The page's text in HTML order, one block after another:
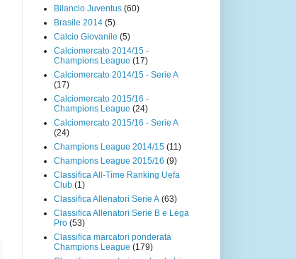
Bilancio Juventus (60)
Brasile 2014 (5)
Calcio Giovanile (5)
Calciomercato 2014/15 -
Champions League (17)
Calciomercato 2014/15 - Serie A
(17)
Calciomercato 2015/16 -
Champions League (24)
Calciomercato 2015/16 - Serie A
(24)
Champions League 2014/15 (11)
Champions League 2015/16 (9)
Classifica All-Time Ranking Uefa
Club (1)
Classifica Allenatori Serie A (63)
Classifica Allenatori Serie B e Lega
Pro (53)
Classifica marcatori ponderata
Champions League (179)